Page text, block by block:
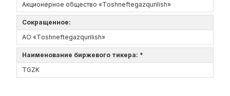
Акционерное общество «Tоshneftеgazqurilish»
Сокращенное:
АО «Tоshneftеgazqurilish»
Наименование биржевого тикера: *
TGZK